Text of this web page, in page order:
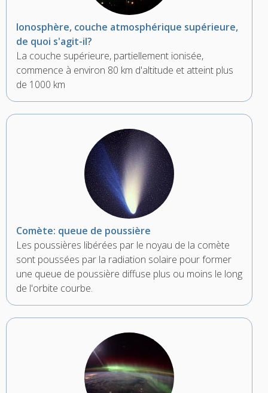
Ionosphère, couche atmosphérique supérieure,
de quoi s'agit-il?
La couche supérieure, partiellement ionisée,
commence à environ 80 km d'altitude et atteint plus
de 1000 km
Comète: queue de poussière
Les poussières libérées par le noyau de la comète
sont poussées par la radiation solaire pour former
une queue de poussière diffuse plus ou moins le long
de l'orbite courbe.